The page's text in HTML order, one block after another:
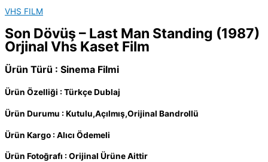
VHS FILM
Son Dövüş – Last Man Standing (1987)
Orjinal Vhs Kaset Film
Ürün Türü : Sinema Filmi
Ürün Özelliği : Türkçe Dublaj
Ürün Durumu : Kutulu,Açılmış,Orijinal Bandrollü
Ürün Kargo : Alıcı Ödemeli
Ürün Fotoğrafı : Orijinal Ürüne Aittir